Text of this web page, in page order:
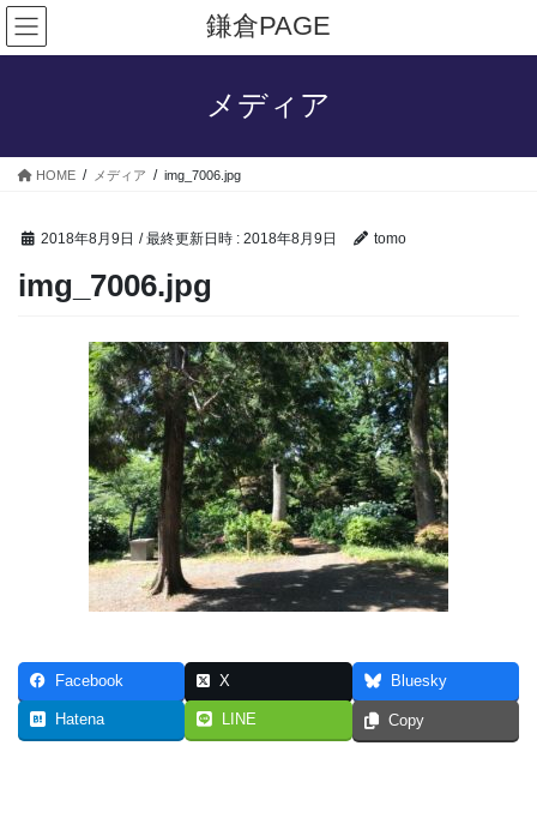
コ
ン
テ
ス
ナ
ビ
ゲ
ン
鎌倉PAGE
メディア
HOME メディア img_7006.jpg
2018年8月9日 / 最終更新日時 : 2018年8月9日 tomo
img_7006.jpg
Facebook X Bluesky
Hatena LINE Copy